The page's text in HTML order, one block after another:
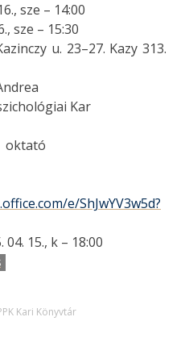
sze – 14:00
sze – 15:30
u. 23–27. Kazy 313.
Kar
oktató
e/ShJwYV3w5d?
04. 15., k – 18:00
Kari Könyvtár